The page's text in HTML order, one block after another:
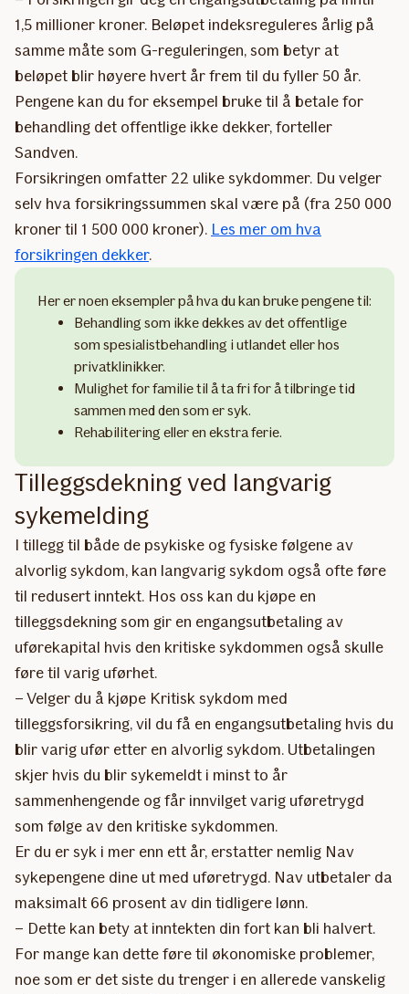
1,5 millioner kroner. Beløpet indeksreguleres årlig på
samme måte som G-reguleringen, som betyr at
beløpet blir høyere hvert år frem til du fyller 50 år.
Pengene kan du for eksempel bruke til å betale for
behandling det offentlige ikke dekker, forteller
Sandven.
Forsikringen omfatter 22 ulike sykdommer. Du velger
selv hva forsikringssummen skal være på (fra 250 000
kroner til 1 500 000 kroner). Les mer om hva
forsikringen dekker.
Her er noen eksempler på hva du kan bruke pengene til:
Behandling som ikke dekkes av det offentlige
som spesialistbehandling i utlandet eller hos
privatklinikker.
Mulighet for familie til å ta fri for å tilbringe tid
sammen med den som er syk.
Rehabilitering eller en ekstra ferie.
Tilleggsdekning ved langvarig
sykemelding
I tillegg til både de psykiske og fysiske følgene av
alvorlig sykdom, kan langvarig sykdom også ofte føre
til redusert inntekt. Hos oss kan du kjøpe en
tilleggsdekning som gir en engangsutbetaling av
uførekapital hvis den kritiske sykdommen også skulle
føre til varig uførhet.
– Velger du å kjøpe Kritisk sykdom med
tilleggsforsikring, vil du få en engangsutbetaling hvis du
blir varig ufør etter en alvorlig sykdom. Utbetalingen
skjer hvis du blir sykemeldt i minst to år
sammenhengende og får innvilget varig uføretrygd
som følge av den kritiske sykdommen.
Er du er syk i mer enn ett år, erstatter nemlig Nav
sykepengene dine ut med uføretrygd. Nav utbetaler da
maksimalt 66 prosent av din tidligere lønn.
– Dette kan bety at inntekten din fort kan bli halvert.
For mange kan dette føre til økonomiske problemer,
noe som er det siste du trenger i en allerede vanskelig